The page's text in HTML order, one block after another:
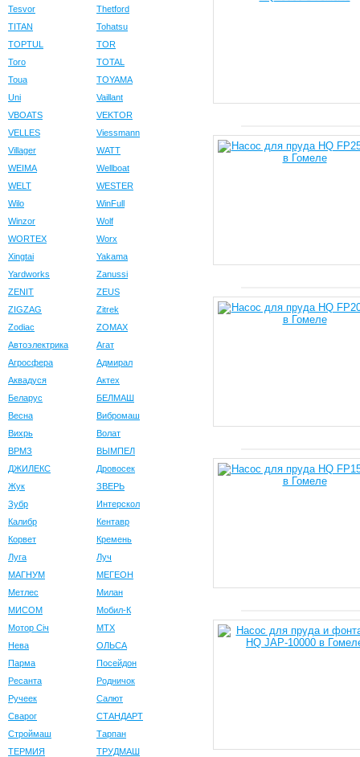
Tesvor
Thetford
TITAN
Tohatsu
TOPTUL
TOR
Toro
TOTAL
Toua
TOYAMA
Uni
Vaillant
VBOATS
VEKTOR
VELLES
Viessmann
Villager
WATT
WEIMA
Wellboat
WELT
WESTER
Wilo
WinFull
Winzor
Wolf
WORTEX
Worx
Xingtai
Yakama
Yardworks
Zanussi
ZENIT
ZEUS
ZIGZAG
Zitrek
Zodiac
ZOMAX
Автоэлектрика
Агат
Агросфера
Адмирал
Аквадуся
Актех
Беларус
БЕЛМАШ
Весна
Вибромаш
Вихрь
Волат
ВРМЗ
ВЫМПЕЛ
ДЖИЛЕКС
Дровосек
Жук
ЗВЕРЬ
Зубр
Интерскол
Калибр
Кентавр
Корвет
Кремень
Луга
Луч
МАГНУМ
МЕГЕОН
Метлес
Милан
МИСОМ
Мобил-К
Мотор Сiч
МТХ
Нева
ОЛЬСА
Парма
Посейдон
Ресанта
Родничок
Ручеек
Салют
Сварог
СТАНДАРТ
Строймаш
Тарпан
ТЕРМИЯ
ТРУДМАШ